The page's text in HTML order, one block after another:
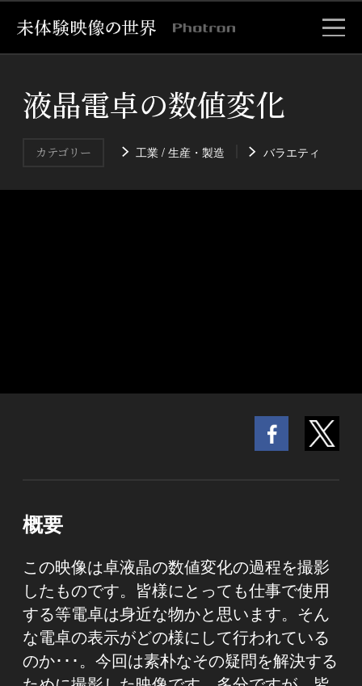
液晶電卓の数値変化
カテゴリー 工業 / 生産・製造 バラエティ
概要
この映像は卓液晶の数値変化の過程を撮影
したものです。皆様にとっても仕事で使用
する等電卓は身近な物かと思います。そん
な電卓の表示がどの様にして行われている
のか･･･。今回は素朴なその疑問を解決する